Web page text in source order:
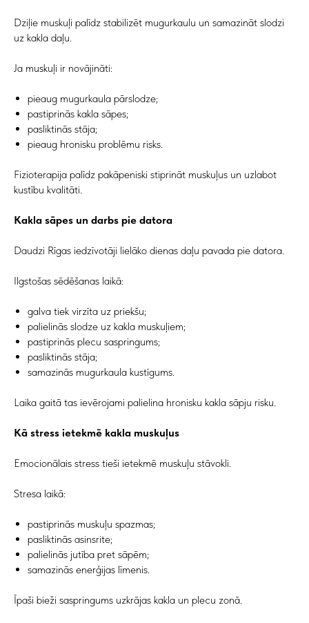
Dziļie muskuļi palīdz stabilizēt mugurkaulu un samazināt slodzi
uz kakla daļu.
Ja muskuļi ir novājināti:
pieaug mugurkaula pārslodze;
pastiprinās kakla sāpes;
pasliktinās stāja;
pieaug hronisku problēmu risks.
Fizioterapija palīdz pakāpeniski stiprināt muskuļus un uzlabot
kustību kvalitāti.
Kakla sāpes un darbs pie datora
Daudzi Rīgas iedzīvotāji lielāko dienas daļu pavada pie datora.
Ilgstošas sēdēšanas laikā:
galva tiek virzīta uz priekšu;
palielinās slodze uz kakla muskuļiem;
pastiprinās plecu saspringums;
pasliktinās stāja;
samazinās mugurkaula kustīgums.
Laika gaitā tas ievērojami palielina hronisku kakla sāpju risku.
Kā stress ietekmē kakla muskuļus
Emocionālais stress tieši ietekmē muskuļu stāvokli.
Stresa laikā:
pastiprinās muskuļu spazmas;
pasliktinās asinsrite;
palielinās jutība pret sāpēm;
samazinās enerģijas līmenis.
Īpaši bieži saspringums uzkrājas kakla un plecu zonā.